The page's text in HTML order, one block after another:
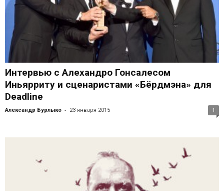
Интервью с Алехандро Гонсалесом
Иньярриту и сценаристами «Бёрдмэна» для
Deadline
Александр Бурлыко - 23 января 2015 1